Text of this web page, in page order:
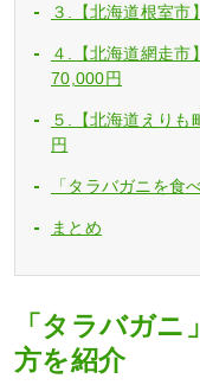
３.【北海道根室
４.【北海道網走市
70,000円
５.【北海道えり
円
「タラバガニを食
まとめ
「タラバガ
方を紹介